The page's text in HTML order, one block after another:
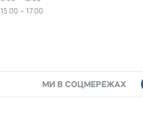
15.00 – 17.00
МИ В СОЦМЕРЕЖАХ